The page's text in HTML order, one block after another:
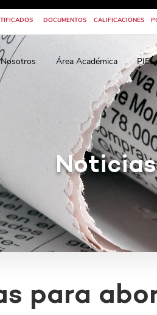
DOCUMENTOS CALIFICACIONES
Nosotros Área Académica PIE
Noticias
para